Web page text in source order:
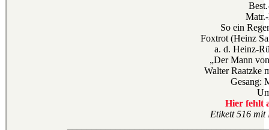
So ein
Foxtrot (Heinz
a. d. Heinz-
„Der Mann
Walter Raatzke
Gesang:
Hier fehlt
Etikett 516 mit